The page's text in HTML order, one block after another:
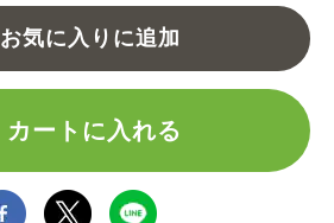
お気に入りに追加
カートに入れる